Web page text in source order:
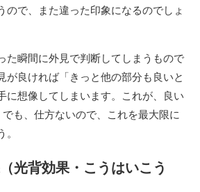
ので、また違った印象になるのでしょ
た瞬間に外見で判断してしまうもので
が良ければ「きっと他の部分も良いと
に想像してしまいます。これが、良い
も、仕方ないので、これを最大限に
光背効果・こうはいこう